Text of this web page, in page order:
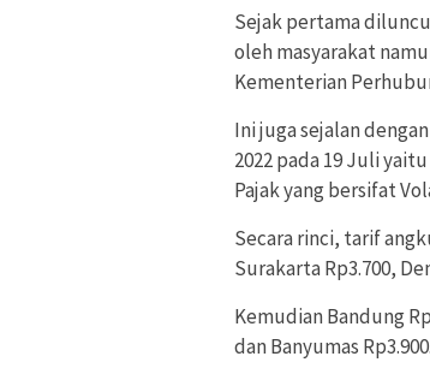
Sejak pertama
oleh masyarakat
Kementerian
Ini juga sejalan
2022 pada 19 Juli
Pajak yang bersifat
Secara rinci, tarif
Surakarta Rp3.700,
Kemudian Bandung
dan Banyumas Rp3.900.